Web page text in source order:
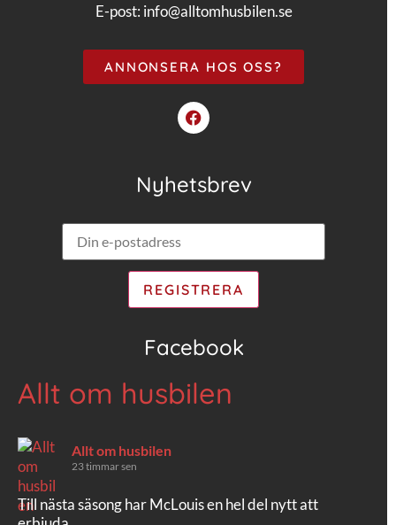
E-post: info@alltomhusbilen.se
ANNONSERA HOS OSS?
Nyhetsbrev
Facebook
Allt om husbilen
Allt om husbilen
23 timmar sen
Till nästa säsong har McLouis en hel del nytt att